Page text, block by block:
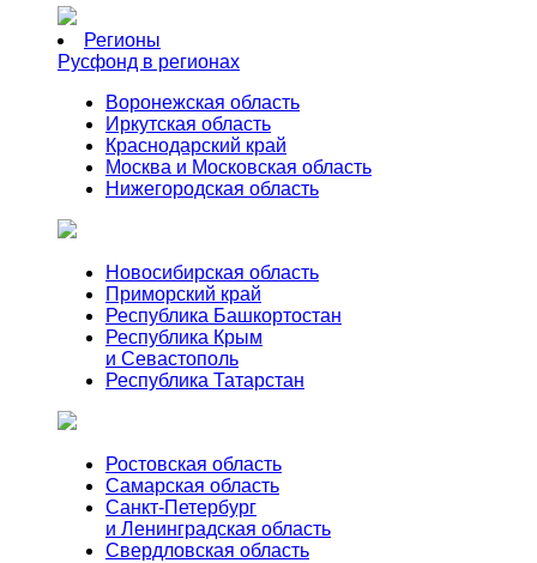
Регионы
Русфонд в регионах
Воронежская область
Иркутская область
Краснодарский край
Москва и Московская область
Нижегородская область
Новосибирская область
Приморский край
Республика Башкортостан
Республика Крым
и Севастополь
Республика Татарстан
Ростовская область
Самарская область
Санкт-Петербург
и Ленинградская область
Свердловская область